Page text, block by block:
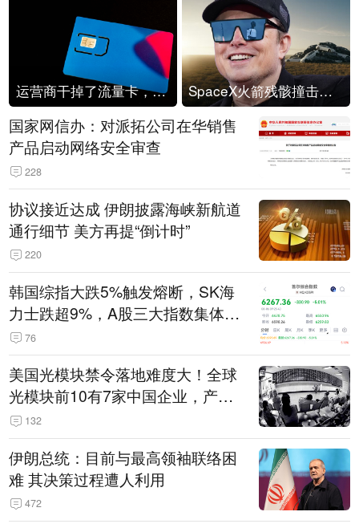
运营商干掉了流量卡，他们真的玩不起了 SpaceX火箭残骸撞击月球
国家网信办：对派拓公司在华销售
产品启动网络安全审查
228
协议接近达成 伊朗披露海峡新航道
通行细节 美方再提“倒计时”
220
韩国综指大跌5%触发熔断，SK海
力士跌超9%，A股三大指数集体低
开 76
美国光模块禁令落地难度大！全球
光模块前10有7家中国企业，产业
界人士：想“脱钩”并不容易
132
伊朗总统：目前与最高领袖联络困
难 其决策过程遭人利用
472